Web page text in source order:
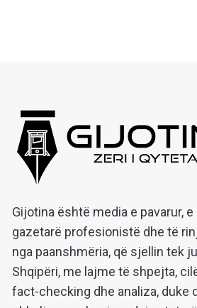
Gijotina është media e pavarur,
gazetarë profesionistë dhe të
nga paanshmëria, që sjellin tek
Shqipëri, me lajme të shpejta,
fact-checking dhe analiza, duke